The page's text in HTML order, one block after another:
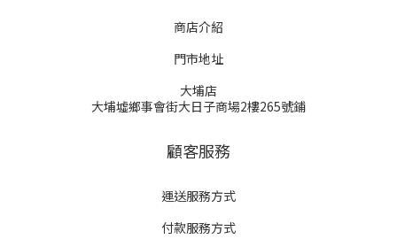
商店介紹
門市地址
大埔店
大埔墟鄉事會街大日子商場2樓265號鋪
顧客服務
運送服務方式
付款服務方式